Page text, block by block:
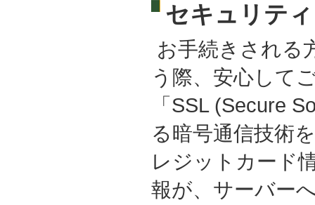
セキュリテ
お手続きされる
う際、安心して
「SSL (Secure
る暗号通信技術
レジットカード
報が、サーバー